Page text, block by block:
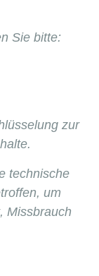
Sie bitte:
zur
technische
um
Missbrauch